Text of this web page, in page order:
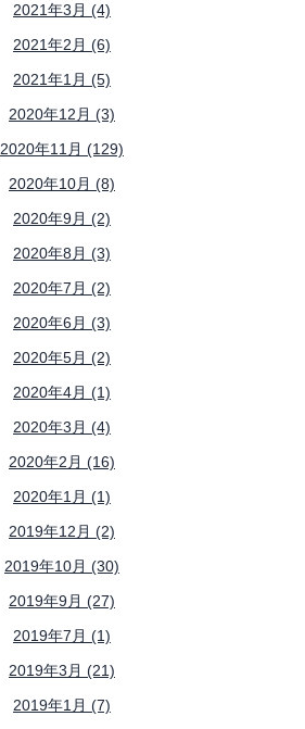
2021年3月 (4)
2021年2月 (6)
2021年1月 (5)
2020年12月 (3)
2020年11月 (129)
2020年10月 (8)
2020年9月 (2)
2020年8月 (3)
2020年7月 (2)
2020年6月 (3)
2020年5月 (2)
2020年4月 (1)
2020年3月 (4)
2020年2月 (16)
2020年1月 (1)
2019年12月 (2)
2019年10月 (30)
2019年9月 (27)
2019年7月 (1)
2019年3月 (21)
2019年1月 (7)